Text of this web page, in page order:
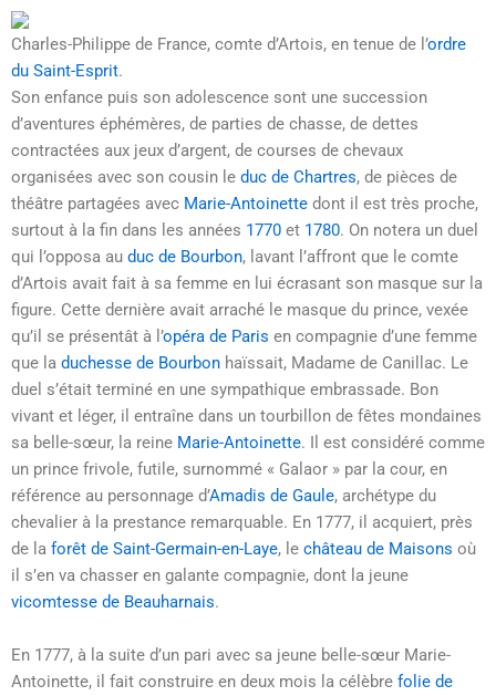
Charles-Philippe de France, comte d’Artois, en tenue de l’ordre
du Saint-Esprit.
Son enfance puis son adolescence sont une succession
d’aventures éphémères, de parties de chasse, de dettes
contractées aux jeux d’argent, de courses de chevaux
organisées avec son cousin le duc de Chartres, de pièces de
théâtre partagées avec Marie-Antoinette dont il est très proche,
surtout à la fin dans les années 1770 et 1780. On notera un duel
qui l’opposa au duc de Bourbon, lavant l’affront que le comte
d’Artois avait fait à sa femme en lui écrasant son masque sur la
figure. Cette dernière avait arraché le masque du prince, vexée
qu’il se présentât à l’opéra de Paris en compagnie d’une femme
que la duchesse de Bourbon haïssait, Madame de Canillac. Le
duel s’était terminé en une sympathique embrassade. Bon
vivant et léger, il entraîne dans un tourbillon de fêtes mondaines
sa belle-sœur, la reine Marie-Antoinette. Il est considéré comme
un prince frivole, futile, surnommé « Galaor » par la cour, en
référence au personnage d’Amadis de Gaule, archétype du
chevalier à la prestance remarquable. En 1777, il acquiert, près
de la forêt de Saint-Germain-en-Laye, le château de Maisons où
il s’en va chasser en galante compagnie, dont la jeune
vicomtesse de Beauharnais.
En 1777, à la suite d’un pari avec sa jeune belle-sœur Marie-
Antoinette, il fait construire en deux mois la célèbre folie de